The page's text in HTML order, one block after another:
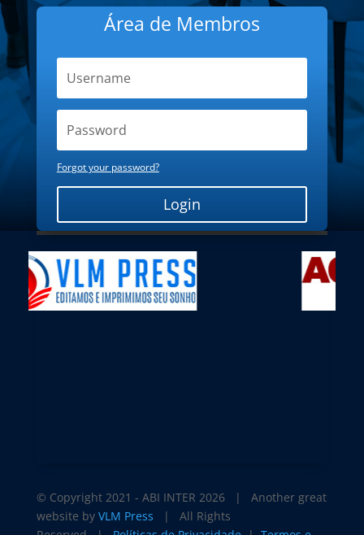
Área de Membros
Forgot your password?
Login
© Copyright 2021 - ABI INTER 2026 | Another great
website by VLM Press | All Rights